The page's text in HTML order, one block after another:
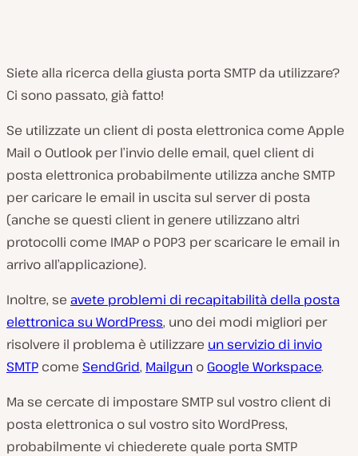
Siete alla ricerca della giusta porta SMTP da utilizzare?
Ci sono passato, già fatto!
Se utilizzate un client di posta elettronica come Apple
Mail o Outlook per l’invio delle email, quel client di
posta elettronica probabilmente utilizza anche SMTP
per caricare le email in uscita sul server di posta
(anche se questi client in genere utilizzano altri
protocolli come IMAP o POP3 per scaricare le email in
arrivo all’applicazione).
Inoltre, se avete problemi di recapitabilità della posta
elettronica su WordPress, uno dei modi migliori per
risolvere il problema è utilizzare un servizio di invio
SMTP come SendGrid, Mailgun o Google Workspace.
Ma se cercate di impostare SMTP sul vostro client di
posta elettronica o sul vostro sito WordPress,
probabilmente vi chiederete quale porta SMTP